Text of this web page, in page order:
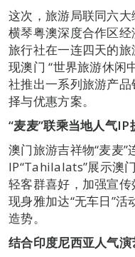
这次，旅游局联同六大
横琴粤澳深度合作区
旅行社在一连四天的
现澳门 “世界旅游休闲
社推出一系列旅游产
择与优惠方案。
“麦麦”联乘当地人气IP
澳门旅游吉祥物“麦麦
IP“Tahilalats”展示澳
轻客群喜好，加强宣
现身雅加达“无车日”
造势。
结合印度尼西亚人气